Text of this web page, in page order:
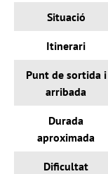
Situació
Itinerari
Punt de sortida i
arribada
Durada
aproximada
Dificultat